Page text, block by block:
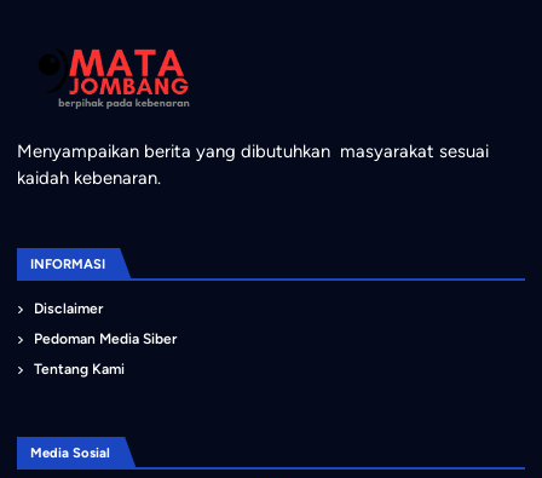
Menyampaikan berita yang dibutuhkan masyarakat sesuai
kaidah kebenaran.
INFORMASI
Disclaimer
Pedoman Media Siber
Tentang Kami
Media Sosial